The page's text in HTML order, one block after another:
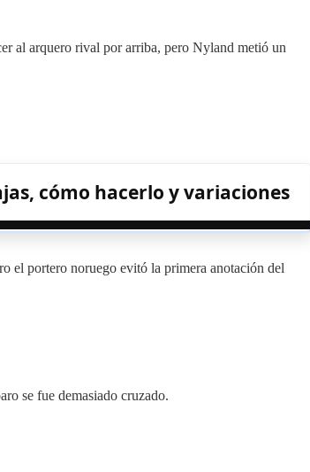
al arquero rival por arriba, pero Nyland metió un
cómo hacerlo y variaciones
el portero noruego evitó la primera anotación del
se fue demasiado cruzado.